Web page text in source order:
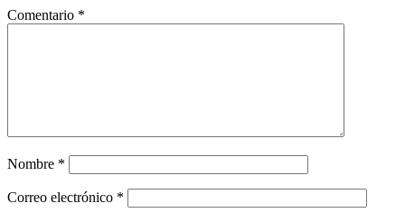
Comentario *
Nombre *
Correo electrónico *